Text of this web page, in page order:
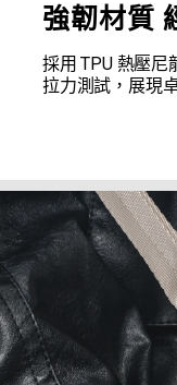
強韌材質
採用 TPU 熱壓尼
拉力測試，展現